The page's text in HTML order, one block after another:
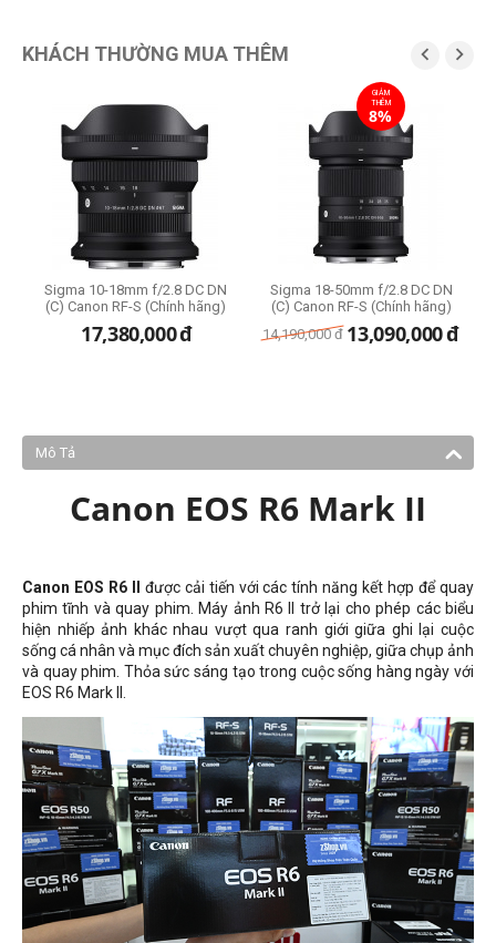
KHÁCH THƯỜNG MUA THÊM  
Sigma 10-18mm f/2.8 DC DN
(C) Canon RF-S (Chính hãng)
17,380,000đ
GIẢM
THÊM
8%
Sigma 18-50mm f/2.8 DC DN
(C) Canon RF-S (Chính hãng)
14,190,000 đ 13,090,000đ
Mô Tả
Canon EOS R6 Mark II
Canon EOS R6 II
được cải tiến với các tính năng kết hợp để quay
phim tĩnh và quay phim. Máy ảnh R6 II trở lại cho phép các biểu
hiện nhiếp ảnh khác nhau vượt qua ranh giới giữa ghi lại cuộc
sống cá nhân và mục đích sản xuất chuyên nghiệp, giữa chụp ảnh
và quay phim. Thỏa sức sáng tạo trong cuộc sống hàng ngày với
EOS R6 Mark II.